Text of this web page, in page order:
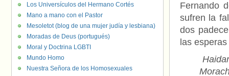
Fernando
sufren la
dos
las
Los Universículos del Hermano Cortés
Mano a mano con el Pastor
Mesoletot (blog de una mujer judía y lesbiana)
Moradas de Deus (portugués)
Moral y Doctrina LGBTI
Mundo Homo
Nuestra Señora de los Homosexuales